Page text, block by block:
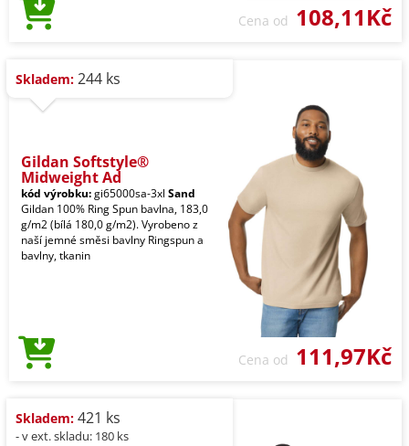
Cena od 108,11Kč
Skladem: 244 ks
Gildan Softstyle®
Midweight Ad
kód výrobku:gi65000sa-3xl Sand
Gildan 100% Ring Spun bavlna, 183,0
g/m2 (bílá 180,0 g/m2). Vyrobeno z
naší jemné směsi bavlny Ringspun a
bavlny, tkanin
Cena od 111,97Kč
Skladem: 421 ks
- v ext. skladu: 180 ks